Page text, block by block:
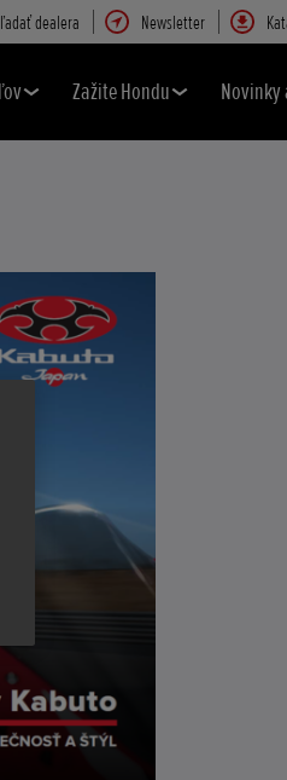
dealera Newsletter
Zažite Hondu Novinky